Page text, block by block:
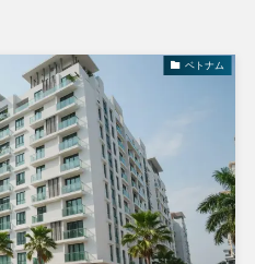
ベトナム